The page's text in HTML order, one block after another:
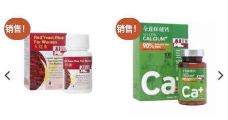
销售！ 销售！